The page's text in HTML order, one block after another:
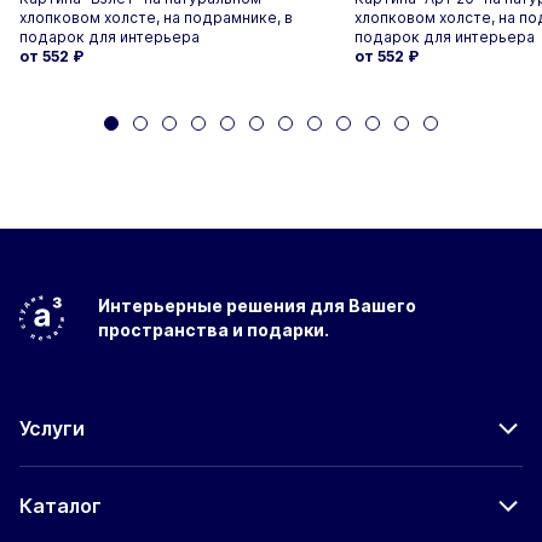
хлопковом холсте, на подрамнике, в
подарок для интерьера
от 552 ₽
хлопковом холсте, на
подарок для интерьера
от 552 ₽
Интерьерные решения для Вашего
пространства и подарки.
Услуги
Каталог